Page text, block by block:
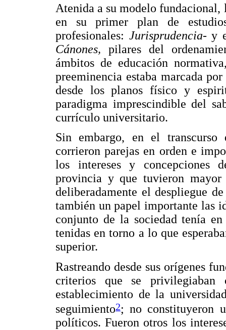
Atenida a su modelo
en su primer plan de
profesionales: Jurisprudencia-y
Cánones,pilares del
ámbitos de educación
preeminencia estaba marcada
desde los planos físico y
paradigma imprescindible del
currículo universitario.
Sin embargo, en el transcurso
corrieron parejas en orden e
los intereses y concepciones
provincia y que tuvieron
deliberadamente el despliegue
también un papel importante las
conjunto de la sociedad tenía
tenidas en torno a lo que
superior.
Rastreando desde sus orígenes
criterios que se privilegiaban
establecimiento de la
seguimiento2; no constituyeron
políticos. Fueron otros los